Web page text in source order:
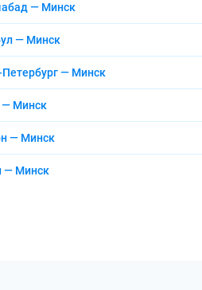
— Минск
— Минск
Петербург — Минск
— Минск
— Минск
— Минск